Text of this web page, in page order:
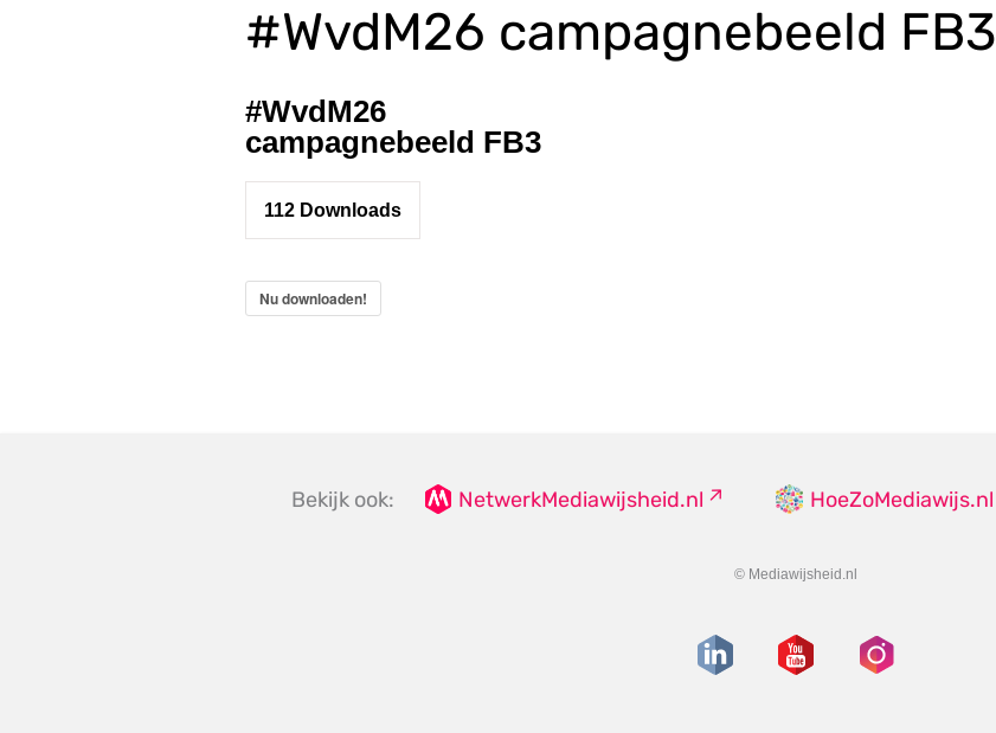
#WvdM26 campagnebeeld FB3
#WvdM26
campagnebeeld FB3
112 Downloads
Nu downloaden!
Bekijk ook: NetwerkMediawijsheid.nl HoeZoMediawijs.nl
© Mediawijsheid.nl